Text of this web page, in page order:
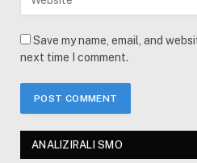
Save my name, email, and
next time I comment.
ANALIZIRALI SMO